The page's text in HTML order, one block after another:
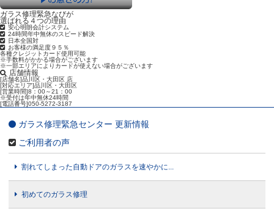
ガラス修理緊急なびが
選ばれる４つの理由
安心明朗会計システム
24時間年中無休のスピード解決
日本全国対
お客様の満足度９５％
各種クレジットカード使用可能
※手数料がかかる場合がございます
※一部エリアによりカードが使えない場合がございます
店舗情報
[店舗名]品川区・大田区 店
[対応エリア]品川区・大田区
[営業時間]8：00～21：00
※受付は年中無休24時間
[電話番号]050-5272-3187
ガラス修理緊急センター 更新情報
ご利用者の声
割れてしまった自動ドアのガラスを速やかに...
初めてのガラス修理